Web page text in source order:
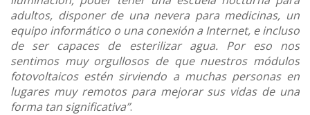
adultos, disponer de una nevera para medicinas, un
equipo informático o una conexión a Internet, e incluso
de ser capaces de esterilizar agua. Por eso nos
sentimos muy orgullosos de que nuestros módulos
fotovoltaicos estén sirviendo a muchas personas en
lugares muy remotos para mejorar sus vidas de una
forma tan significativa”.